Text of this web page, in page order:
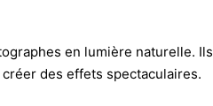
en lumière naturelle. Ils
des effets spectaculaires.